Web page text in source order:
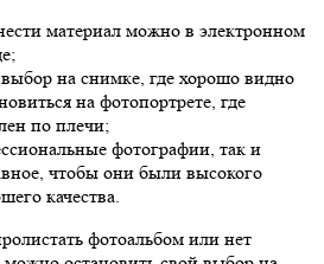
материал можно в электронном
на снимке, где хорошо видно
на фотопортрете, где
по плечи;
фотографии, так и
чтобы они были высокого
качества.
фотоальбом или нет